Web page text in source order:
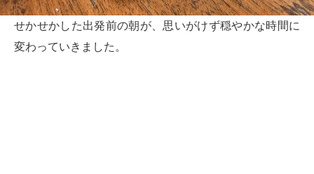
せかせかした出発前の朝が、思いがけず穏やかな時間に
変わっていきました。